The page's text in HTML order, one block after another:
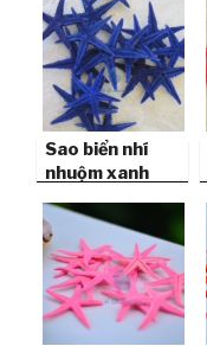
Sao biển nhí
nhuộm xanh
Starfish)